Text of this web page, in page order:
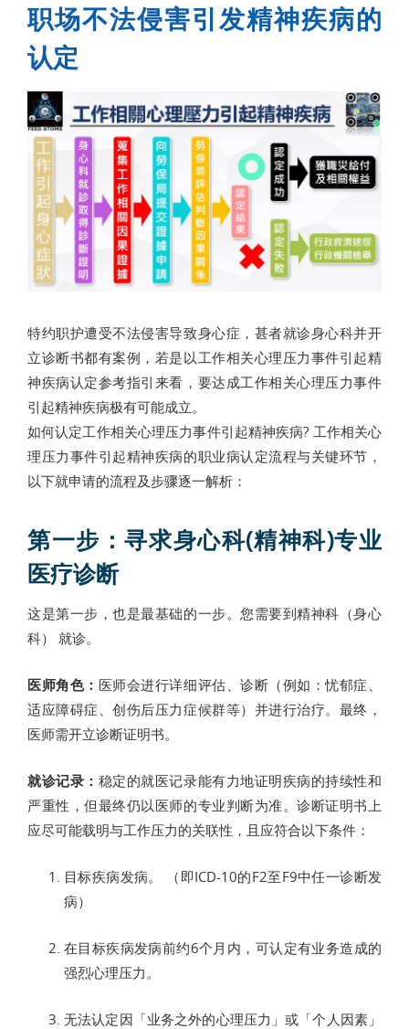
职场不法侵害引发精神疾病的
认定
特约职护遭受不法侵害导致身心症，甚者就诊身心科并开
立诊断书都有案例，若是以工作相关心理压力事件引起精
神疾病认定参考指引来看，要达成工作相关心理压力事件
引起精神疾病极有可能成立。
如何认定工作相关心理压力事件引起精神疾病? 工作相关心
理压力事件引起精神疾病的职业病认定流程与关键环节，
以下就申请的流程及步骤逐一解析：
第一步：寻求身心科(精神科)专业
医疗诊断
这是第一步，也是最基础的一步。您需要到精神科（身心
科） 就诊。
医师角色： 医师会进行详细评估、诊断（例如：忧郁症、
适应障碍症、创伤后压力症候群等）并进行治疗。最终，
医师需开立诊断证明书。
就诊记录： 稳定的就医记录能有力地证明疾病的持续性和
严重性，但最终仍以医师的专业判断为准。诊断证明书上
应尽可能载明与工作压力的关联性，且应符合以下条件：
目标疾病发病。 （即ICD-10的F2至F9中任一诊断发
病）
在目标疾病发病前约6个月内，可认定有业务造成的
强烈心理压力。
无法认定因「业务之外的心理压力」或「个人因素」